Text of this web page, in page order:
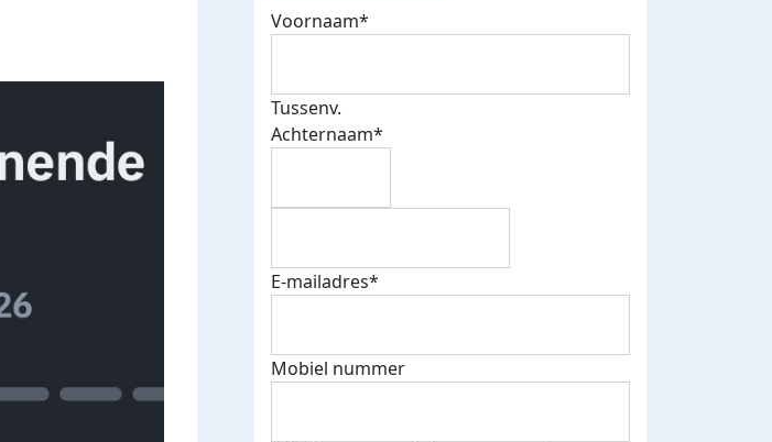
Voornaam*
Tussenv.
Achternaam*
E-mailadres*
Mobiel nummer